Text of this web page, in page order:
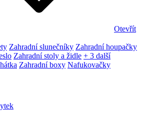
Otevřít
Zahradní slunečníky Zahradní houpačky
Zahradní stoly a židle + 3 další
Zahradní boxy Nafukovačky